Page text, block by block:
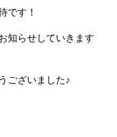
です！
知らせしていきます
ございました♪